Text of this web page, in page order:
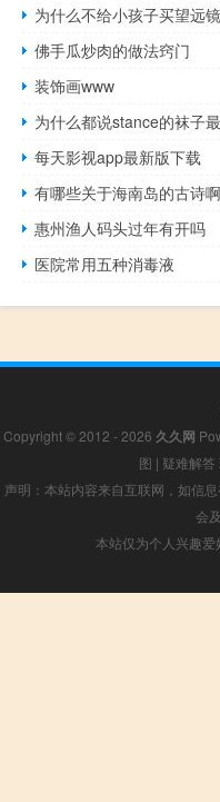
为什么不给小孩子买望远镜
佛手瓜炒肉的做法窍门
装饰画www
为什么都说stance的袜子
每天影视app最新版下载
有哪些关于海南岛的古诗啊
惠州渔人码头过年有开吗
医院常用五种消毒液
Copyright © 2012 - 2026 久久网
图 | 疑难解答
声明：本站内容来自互联网，如信
会
本站仅为个人兴趣